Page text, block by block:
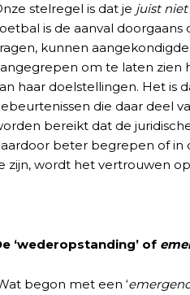
stelregel is dat je juist niet
is de aanval
kunnen
om te laten zien
haar doelstellingen. Het is
die daar deel
bereikt dat de
beter begrepen of in
zijn, wordt het vertrouwen
‘wederopstanding’ of
begon met een ‘